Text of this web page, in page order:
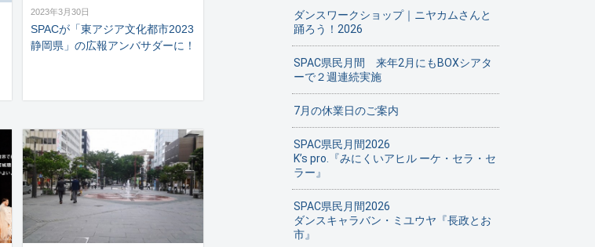
2023年3月30日
SPACが「東アジア文化都市2023
静岡県」の広報アンバサダーに！
ダンスワークショップ｜ニヤカムさんと
踊ろう！2026
SPAC県民月間 来年2月にもBOXシアタ
ーで２週連続実施
7月の休業日のご案内
SPAC県民月間2026
K’s pro.『みにくいアヒル ーケ・セラ・セ
ラー』
SPAC県民月間2026
ダンスキャラバン・ミユウヤ『長政とお
市』